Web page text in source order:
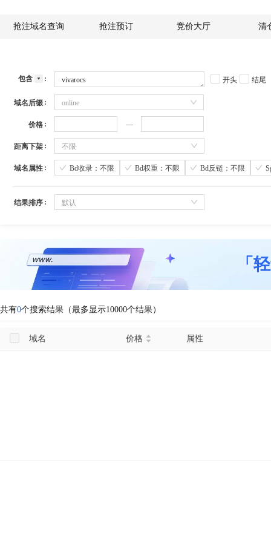
抢注域名查询 抢注预订 竞价大厅 清
包含 开头 结尾
域名后缀 online
价格
距离下架 不限
域名属性 Bd收录：不限 Bd权重：不限 Bd反链：不限
结果排序 默认
「
共有0个搜索结果（最多显示10000个结果）
域名 价格 属性